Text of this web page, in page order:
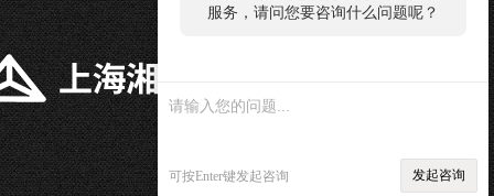
服务，请问您要咨询什么问题呢？
可按Enter键发起咨询 发起咨询